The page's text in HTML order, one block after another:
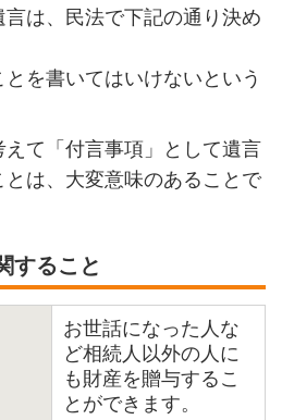
は、民法で下記の通り決め
を書いてはいけないという
て「付言事項」として遺言
は、大変意味のあることで
すること
お世話になった人な
ど相続人以外の人に
も財産を贈与するこ
とができます。